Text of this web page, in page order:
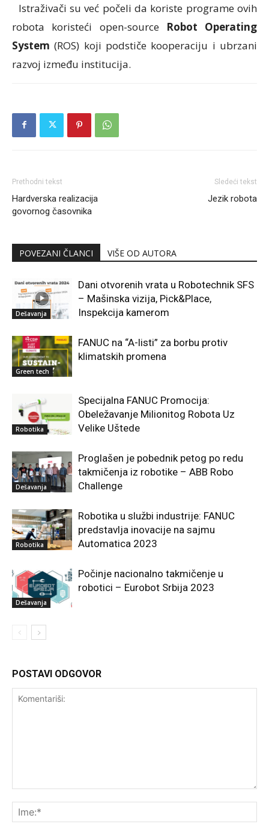
Istraživači su već počeli da koriste programe ovih
robota koristeći open-source Robot Operating
System (ROS) koji podstiče kooperaciju i ubrzani
razvoj između institucija.
Prethodni tekst
Hardverska realizacija
govornog časovnika
Sledeći tekst
Jezik robota
POVEZANI ČLANCI VIŠE OD AUTORA
Dešavanja
Dani otvorenih vrata u Robotechnik SFS
– Mašinska vizija, Pick&Place,
Inspekcija kamerom
Green tech
FANUC na “A-listi” za borbu protiv
klimatskih promena
Robotika
Specijalna FANUC Promocija:
Obeležavanje Milionitog Robota Uz
Velike Uštede
Dešavanja
Proglašen je pobednik petog po redu
takmičenja iz robotike – ABB Robo
Challenge
Robotika
Robotika u službi industrije: FANUC
predstavlja inovacije na sajmu
Automatica 2023
Dešavanja
Počinje nacionalno takmičenje u
robotici – Eurobot Srbija 2023
POSTAVI ODGOVOR